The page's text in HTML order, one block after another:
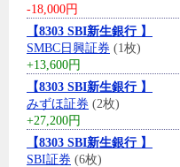
-18,000円
【8303 SBI新生銀行 】
SMBC日興証券 (1枚)
+13,600円
【8303 SBI新生銀行 】
みずほ証券 (2枚)
+27,200円
【8303 SBI新生銀行 】
SBI証券 (6枚)